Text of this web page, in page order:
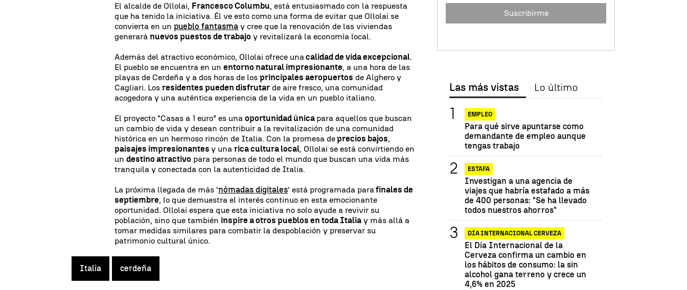
El alcalde de Ollolai, Francesco Columbu, está entusiasmado con la respuesta
que ha tenido la iniciativa. Él ve esto como una forma de evitar que Ollolai se
convierta en unpueblo fantasma y cree que la renovación de las viviendas
generaránuevos puestos de trabajo y revitalizará la economía local.
Además del atractivo económico, Ollolai ofrece una calidad de vida excepcional.
El pueblo se encuentra en unentorno natural impresionante, a una hora de las
playas de Cerdeña y a dos horas de losprincipales aeropuertos de Alghero y
Cagliari. Losresidentes pueden disfrutar de aire fresco, una comunidad
acogedora y una auténtica experiencia de la vida en un pueblo italiano.
El proyecto "Casas a 1 euro" es unaoportunidad únicapara aquellos que buscan
un cambio de vida y desean contribuir a la revitalización de una comunidad
histórica en un hermoso rincón de Italia. Con la promesa deprecios bajos,
paisajes impresionantesy unarica cultura local, Ollolai se está convirtiendo en
undestino atractivo para personas de todo el mundo que buscan una vida más
tranquila y conectada con la autenticidad de Italia.
La próxima llegada de más 'nómadas digitales' está programada para finales de
septiembre, lo que demuestra el interés continuo en esta emocionante
oportunidad. Ollolai espera que esta iniciativa no solo ayude a revivir su
población, sino que también inspire a otros pueblos en toda Italia y más allá a
tomar medidas similares para combatir la despoblación y preservar su
patrimonio cultural único.
Italia cerdeña
Suscribirme
Las más vistas Lo último
EMPLEO
Para qué sirve apuntarse como
demandante de empleo aunque
tengas trabajo
ESTAFA
Investigan a una agencia de
viajes que habría estafado a más
de 400 personas: "Se ha llevado
todos nuestros ahorros"
DÍA INTERNACIONAL CERVEZA
El Día Internacional de la
Cerveza confirma un cambio en
los hábitos de consumo: la sin
alcohol gana terreno y crece un
4,6% en 2025